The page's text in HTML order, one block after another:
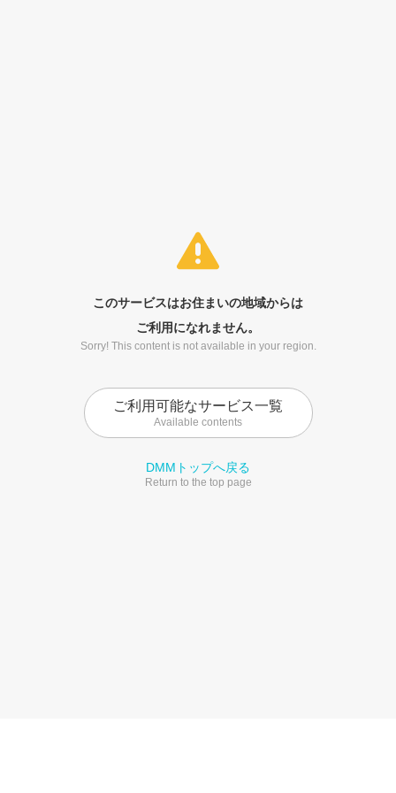
このサービスはお住まいの地域からは
ご利用になれません。
Sorry! This content is not available in your region.
ご利用可能なサービス一覧
Available contents
DMMトップへ戻る
Return to the top page